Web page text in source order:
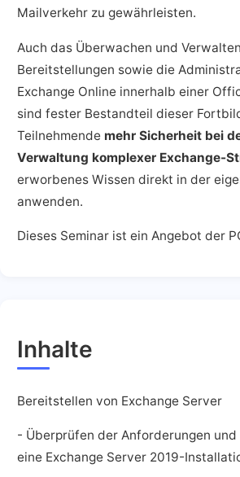
Mailverkehr zu gewährleisten.
Auch das Überwachen und
Bereitstellungen sowie die
Exchange Online innerhalb einer
sind fester Bestandteil dieser
Teilnehmende mehr Sicherheit bei
Verwaltung komplexer Exchange-
erworbenes Wissen direkt in der
anwenden.
Dieses Seminar ist ein Angebot der
Inhalte
Bereitstellen von Exchange Server
- Überprüfen der Anforderungen
eine Exchange Server 2019-